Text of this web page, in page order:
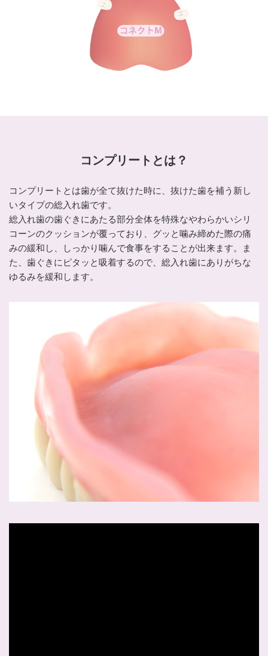
コンプリートとは？
コンプリートとは歯が全て抜けた時に、抜けた歯を補う新し
いタイプの総入れ歯です。
総入れ歯の歯ぐきにあたる部分全体を特殊なやわらかいシリ
コーンのクッションが覆っており、グッと噛み締めた際の痛
みの緩和し、しっかり噛んで食事をすることが出来ます。ま
た、歯ぐきにピタッと吸着するので、総入れ歯にありがちな
ゆるみを緩和します。